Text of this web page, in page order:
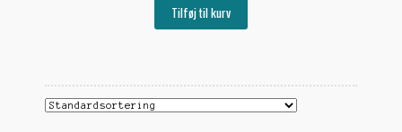
Tilføj til kurv